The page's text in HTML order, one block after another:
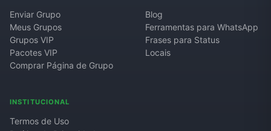
Enviar Grupo
Meus Grupos
Grupos VIP
Pacotes VIP
Comprar Página de Grupo
Blog
Ferramentas para WhatsApp
Frases para Status
Locais
INSTITUCIONAL
Termos de Uso